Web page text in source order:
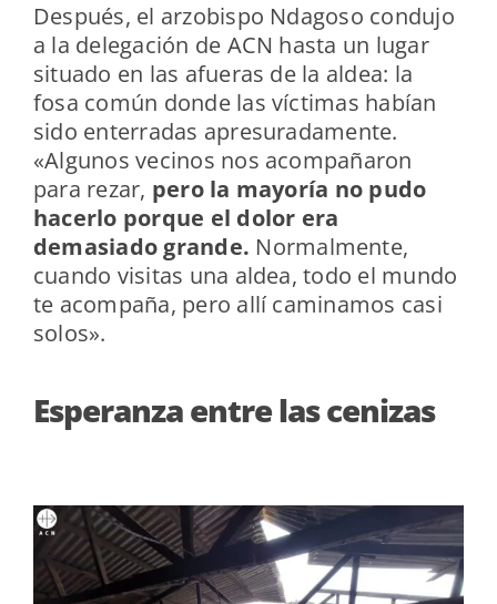
Después, el arzobispo Ndagoso condujo
a la delegación de ACN hasta un lugar
situado en las afueras de la aldea: la
fosa común donde las víctimas habían
sido enterradas apresuradamente.
«Algunos vecinos nos acompañaron
para rezar, pero la mayoría no pudo
hacerlo porque el dolor era
demasiado grande. Normalmente,
cuando visitas una aldea, todo el mundo
te acompaña, pero allí caminamos casi
solos».
Esperanza entre las cenizas